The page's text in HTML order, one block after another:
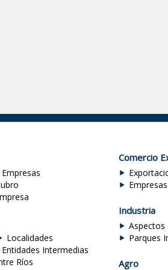
Localidades
Entidades Intermedias
Ríos
Comercio
Industria
Aspectos
Parques
Agro